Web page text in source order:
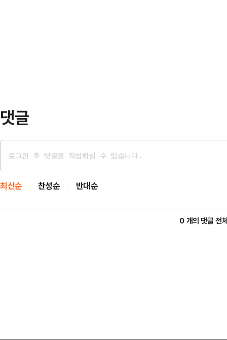
댓글
최신순 찬성순 반대순
0 개의 댓글 전